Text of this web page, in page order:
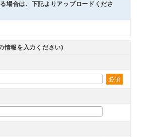
場合は、下記よりアップロードくださ
情報を入力ください)
必須